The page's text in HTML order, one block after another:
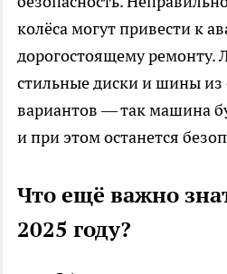
колёса могут привести к
дорогостоящему ремонту.
стильные диски и шины
вариантов — так машина
и при этом останется
Что ещё важно
2025 году?